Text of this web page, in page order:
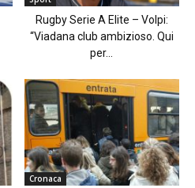
Rugby Serie A Elite – Volpi:
“Viadana club ambizioso. Qui
per...
Cronaca